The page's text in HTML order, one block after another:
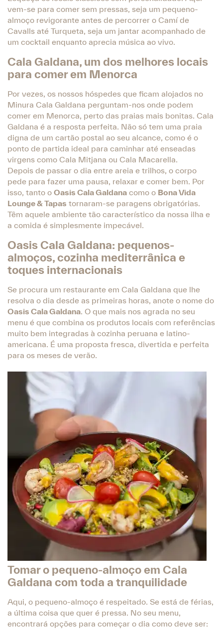
vem-se para comer sem pressas, seja um pequeno-
almoço revigorante antes de percorrer o Camí de
Cavalls até Turqueta, seja um jantar acompanhado de
um cocktail enquanto aprecia música ao vivo.
Cala Galdana, um dos melhores locais
para comer em Menorca
Por vezes, os nossos hóspedes que ficam alojados no
Minura Cala Galdana perguntam-nos onde podem
comer em Menorca, perto das praias mais bonitas. Cala
Galdana é a resposta perfeita. Não só tem uma praia
digna de um cartão postal ao seu alcance, como é o
ponto de partida ideal para caminhar até enseadas
virgens como Cala Mitjana ou Cala Macarella.
Depois de passar o dia entre areia e trilhos, o corpo
pede para fazer uma pausa, relaxar e comer bem. Por
isso, tanto o Oasis Cala Galdana como o Bona Vida
Lounge & Tapas tornaram-se paragens obrigatórias.
Têm aquele ambiente tão característico da nossa ilha e
a comida é simplesmente impecável.
Oasis Cala Galdana: pequenos-
almoços, cozinha mediterrânica e
toques internacionais
Se procura um restaurante em Cala Galdana que lhe
resolva o dia desde as primeiras horas, anote o nome do
Oasis Cala Galdana. O que mais nos agrada no seu
menu é que combina os produtos locais com referências
muito bem integradas à cozinha peruana e latino-
americana. É uma proposta fresca, divertida e perfeita
para os meses de verão.
Tomar o pequeno-almoço em Cala
Galdana com toda a tranquilidade
Aqui, o pequeno-almoço é respeitado. Se está de férias,
a última coisa que quer é pressa. No seu menu,
encontrará opções para começar o dia como deve ser: